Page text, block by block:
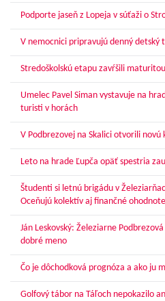
Podporte jaseň z Lopeja v súťaži o
V nemocnici pripravujú denný detský
Stredoškolskú etapu zavŕšili
Umelec Pavel Siman vystavuje na
turisti v horách
V Podbrezovej na Skalici otvorili novú
Leto na hrade Ľupča opäť spestria
Študenti si letnú brigádu v
Oceňujú kolektív aj finančné
Ján Leskovský: Železiarne
dobré meno
Čo je dôchodková prognóza a ako ju
Golfový tábor na Táľoch nepokazilo